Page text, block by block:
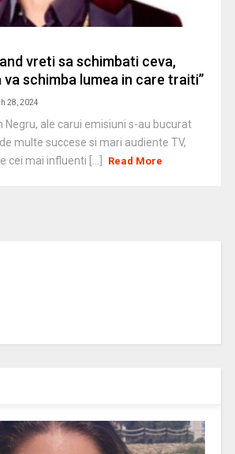
vreti sa schimbati ceva,
schimba lumea in care traiti”
28, 2024
Negru, ale carui emisiuni s-au bucurat
multe succese si mari audiente TV,
cei mai influenti [...]
Read More